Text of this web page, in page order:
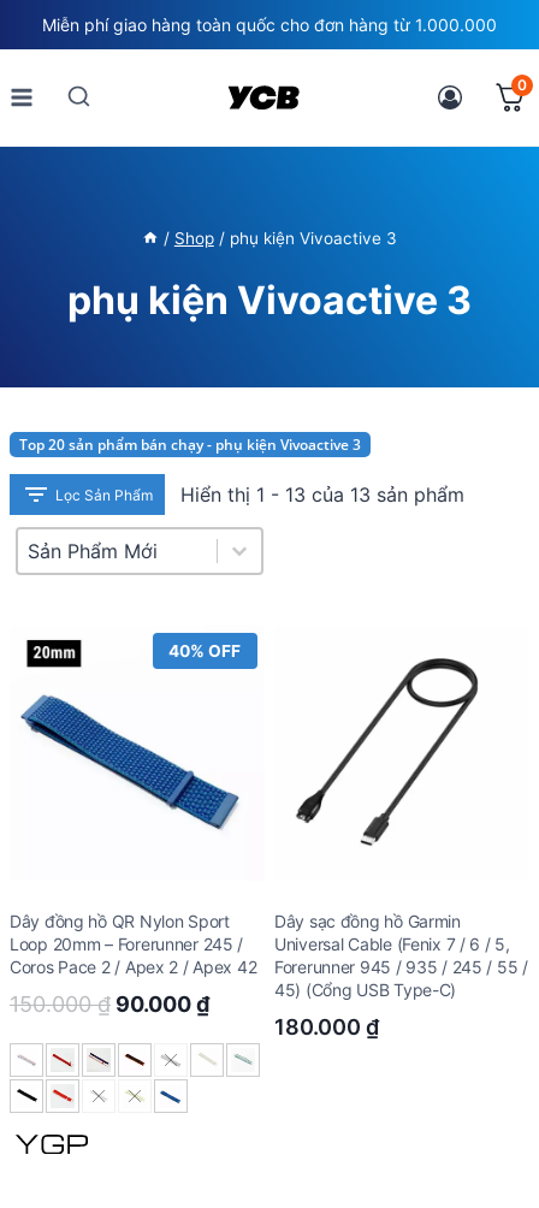
to
content
Miễn phí giao hàng toàn quốc cho đơn hàng từ 1.000.000
0
/ Shop / phụ kiện Vivoactive 3
phụ kiện Vivoactive 3
Top 20 sản phẩm bán chạy - phụ kiện Vivoactive 3
Lọc Sản Phẩm Hiển thị 1 - 13 của 13 sản phẩm
Product Sort
Sort content
40% OFF
Dây đồng hồ QR Nylon Sport
Loop 20mm – Forerunner 245 /
Coros Pace 2 / Apex 2 / Apex 42
150.000₫ Original
was:
150.000 ₫.
90.000₫Current
is:
Dây sạc đồng hồ Garmin
Universal Cable (Fenix 7 / 6 / 5,
Forerunner 945 / 935 / 245 / 55 /
45) (Cổng USB Type-C)
180.000 ₫